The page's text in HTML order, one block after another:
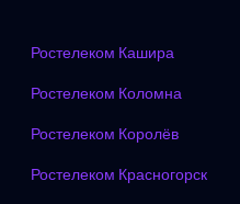
Ростелеком Кашира
Ростелеком Коломна
Ростелеком Королёв
Ростелеком Красногорск